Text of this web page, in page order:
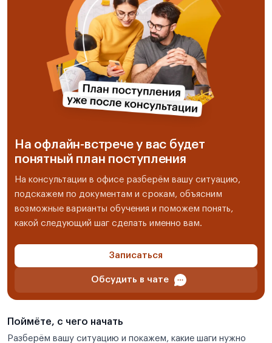
На офлайн-встрече у вас будет
понятный план поступления
На консультации в офисе разберём вашу ситуацию,
подскажем по документам и срокам, объясним
возможные варианты обучения и поможем понять,
какой следующий шаг сделать именно вам.
Записаться
Обсудить в чате
Поймёте, с чего начать
Разберём вашу ситуацию и покажем, какие шаги нужно